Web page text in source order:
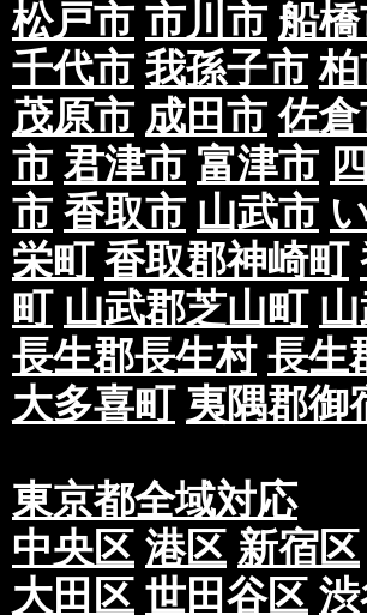
松戸市 市川市 船
千代市 我孫子市
茂原市 成田市 佐
市 君津市 富津市
市 香取市 山武市
栄町 香取郡神崎町
町 山武郡芝山町
長生郡長生村 長生
大多喜町 夷隅郡御
東京都全域対応
中央区 港区 新宿区
大田区 世田谷区